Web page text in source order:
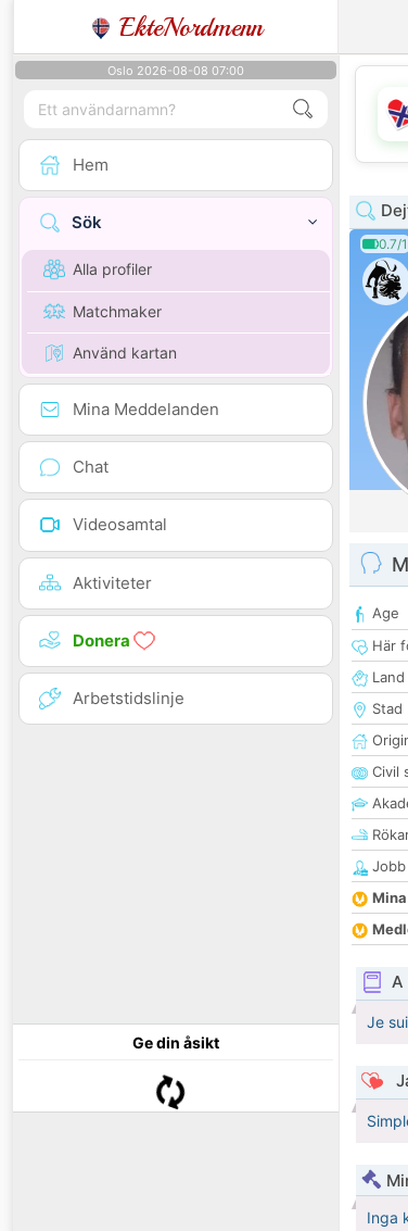
EkteNordmenn
Oslo 2026-08-08 07:00
Hem
Sök
Alla profiler
Matchmaker
Använd kartan
Mina Meddelanden
Chat
Videosamtal
Aktiviteter
Donera
Arbetstidslinje
Ge din åsikt
0.7/1
Age
Här
Land
Stad
Civil
Jobb
A
Je
Inga